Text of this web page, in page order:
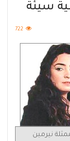
سيئة
722
نيرمين